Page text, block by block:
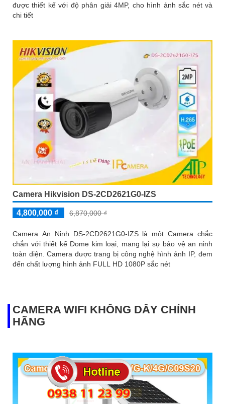
được thiết kế với độ phân giải 4MP, cho hình ảnh sắc nét và
chi tiết
Camera Hikvision DS-2CD2621G0-IZS
4,800,000 ₫ 6,870,000 ₫
Camera An Ninh DS-2CD2621G0-IZS là một Camera chắc
chắn với thiết kế Dome kim loại, mang lại sự bảo vệ an ninh
toàn diện. Camera được trang bị công nghệ hình ảnh IP, đem
đến chất lượng hình ảnh FULL HD 1080P sắc nét
CAMERA WIFI KHÔNG DÂY CHÍNH
HÃNG